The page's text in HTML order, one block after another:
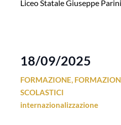
Liceo Statale Giuseppe Parini
18/09/2025
FORMAZIONE,
SCOLASTICI
internazionalizzazione